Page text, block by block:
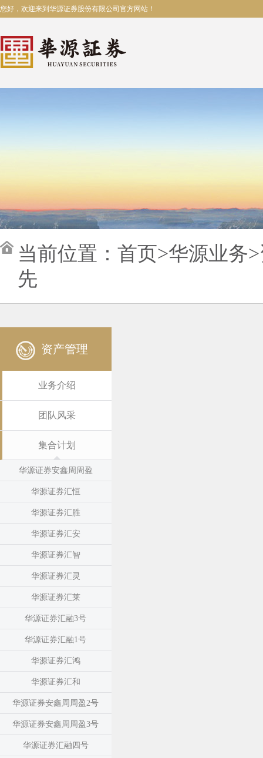
您好，欢迎来到华源证券股份有限公司官方网站！
当前位置： 首页>华源业务>
先
资产管理
业务介绍
团队风采
集合计划
华源证券安鑫周周盈
华源证券汇恒
华源证券汇胜
华源证券汇安
华源证券汇智
华源证券汇灵
华源证券汇莱
华源证券汇融3号
华源证券汇融1号
华源证券汇鸿
华源证券汇和
华源证券安鑫周周盈2号
华源证券安鑫周周盈3号
华源证券汇融四号